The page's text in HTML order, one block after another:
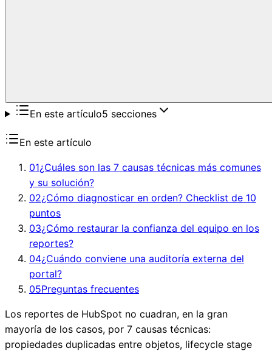
En este artículo5 secciones
En este artículo
01¿Cuáles son las 7 causas técnicas más comunes
y su solución?
02¿Cómo diagnosticar en orden? Checklist de 10
puntos
03¿Cómo restaurar la confianza del equipo en los
reportes?
04¿Cuándo conviene una auditoría externa del
portal?
05Preguntas frecuentes
Los reportes de HubSpot no cuadran, en la gran
mayoría de los casos, por 7 causas técnicas:
propiedades duplicadas entre objetos, lifecycle stage